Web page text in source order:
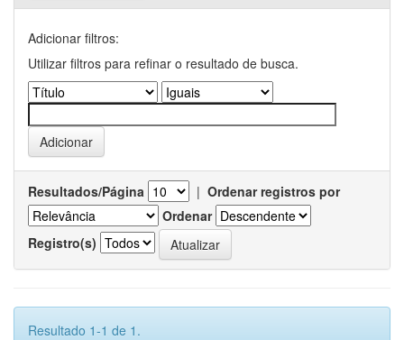
Adicionar filtros:
Utilizar filtros para refinar o resultado de busca.
Resultados/Página | Ordenar registros por
Ordenar
Registro(s)
Resultado 1-1 de 1.